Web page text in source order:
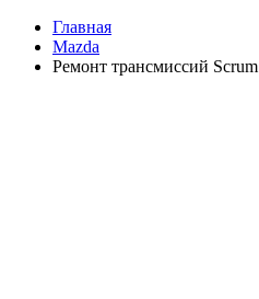
Главная
Mazda
Ремонт трансмиссий Scrum